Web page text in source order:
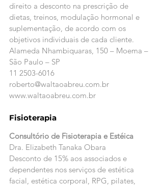
direito a desconto na prescrição de
dietas, treinos, modulação hormonal e
suplementação, de acordo com os
objetivos individuais de cada cliente.
Alameda Nhambiquaras, 150 – Moema –
São Paulo – SP
11 2503-6016
roberto@waltaoabreu.com.br
www.waltaoabreu.com.br
Fisioterapia
Consultório de Fisioterapia e Estéica
Dra. Elizabeth Tanaka Obara
Desconto de 15% aos associados e
dependentes nos serviços de estética
facial, estética corporal, RPG, pilates,